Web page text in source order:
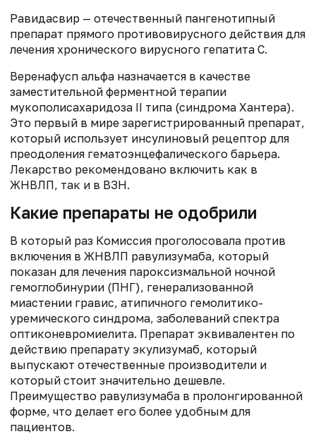
Равидасвир — отечественный пангенотипный
препарат прямого противовирусного действия для
лечения хронического вирусного гепатита С.
Веренафусп альфа назначается в качестве
заместительной ферментной терапии
мукополисахаридоза II типа (синдрома Хантера).
Это первый в мире зарегистрированный препарат,
который использует инсулиновый рецептор для
преодоления гематоэнцефалического барьера.
Лекарство рекомендовано включить как в
ЖНВЛП, так и в ВЗН.
Какие препараты не одобрили
В который раз Комиссия проголосовала против
включения в ЖНВЛП равулизумаба, который
показан для лечения пароксизмальной ночной
гемоглобинурии (ПНГ), генерализованной
миастении гравис, атипичного гемолитико-
уремического синдрома, заболеваний спектра
оптиконевромиелита. Препарат эквивалентен по
действию препарату экулизумаб, который
выпускают отечественные производители и
который стоит значительно дешевле.
Преимущество равулизумаба в пролонгированной
форме, что делает его более удобным для
пациентов.